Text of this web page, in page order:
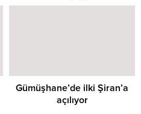
Gümüşhane’de ilki Şiran’a
açılıyor